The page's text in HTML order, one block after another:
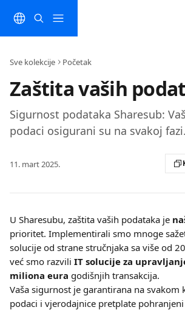
Sve kolekcije Početak
Zaštita vaših
Sigurnost podataka Sharesub:
podaci osigurani su na svakoj fazi.
11. mart 2025.
U Sharesubu, zaštita vaših podataka je
prioritet. Implementirali smo mnoge
solucije od strane stručnjaka sa više od
već smo razvili IT solucije za
miliona eura godišnjih transakcija.
Vaša sigurnost je garantirana na svakom
podaci i vjerodajnice pretplate